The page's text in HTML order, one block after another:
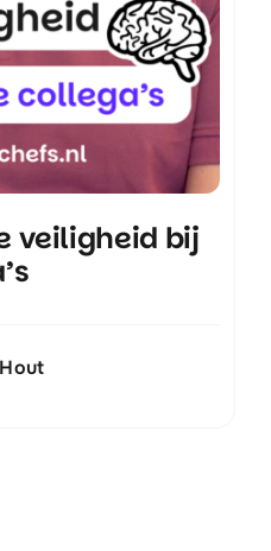
veiligheid bij